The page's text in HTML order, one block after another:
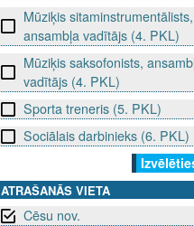
Mūziķis sitaminstrumentālists,
ansambļa vadītājs (4. PKL)
Mūziķis saksofonists,
vadītājs (4. PKL)
Sporta treneris (5. PKL)
Sociālais darbinieks (6. PKL)
ATRAŠANĀS VIETA
Cēsu nov.